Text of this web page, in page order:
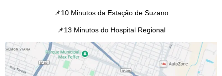
📌10 Minutos da Estação de Suzano
📌13 Minutos do Hospital Regional